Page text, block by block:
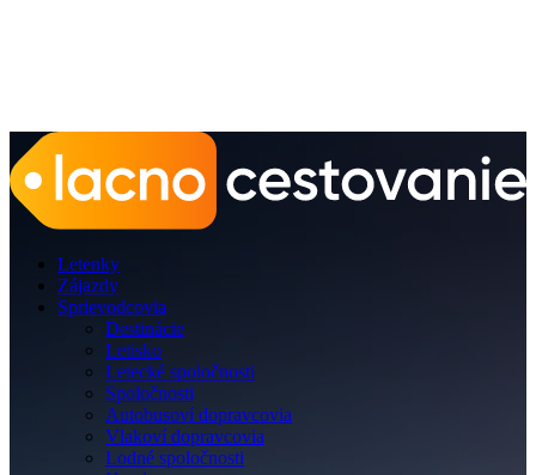
Letenky
Zájazdy
Sprievodcovia
Destinácie
Letisko
Letecké spoločnosti
Spoločnosti
Autobusoví dopravcovia
Vlakoví dopravcovia
Lodné spoločnosti